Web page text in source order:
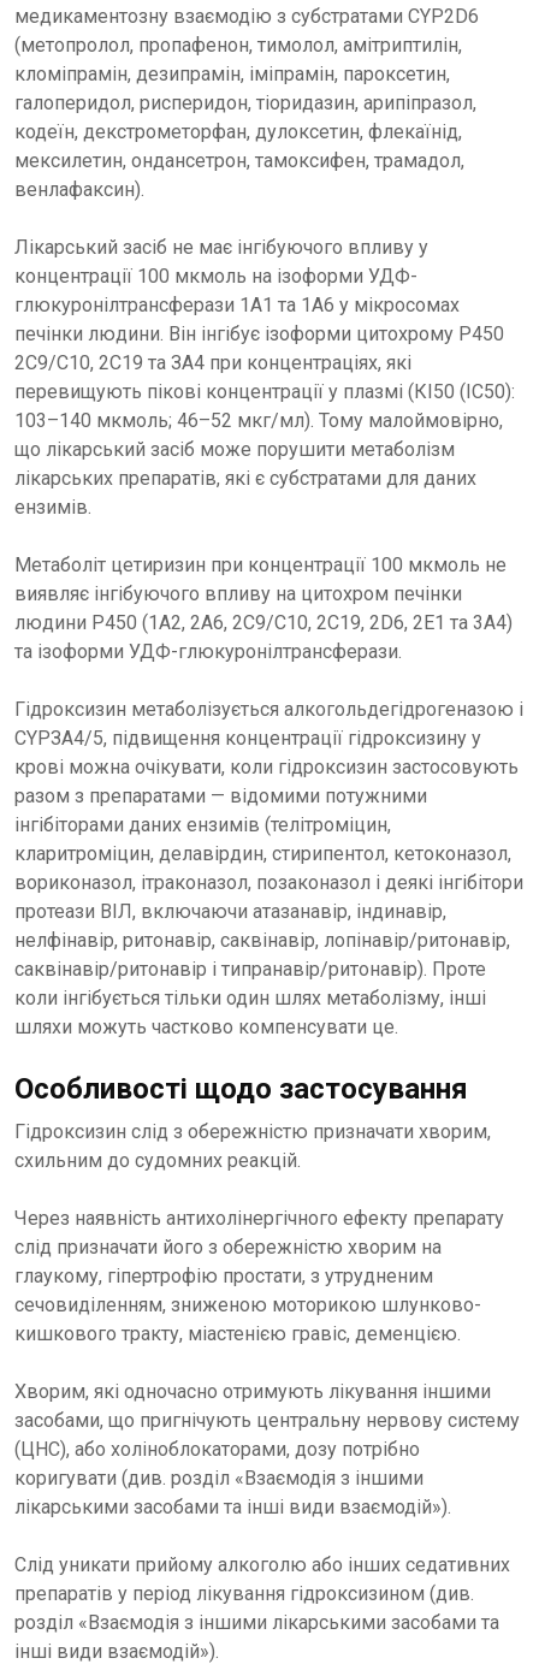
медикаментозну взаємодію з субстратами CYP2D6
(метопролол, пропафенон, тимолол, амітриптилін,
кломіпрамін, дезипрамін, іміпрамін, пароксетин,
галоперидол, рисперидон, тіоридазин, арипіпразол,
кодеїн, декстрометорфан, дулоксетин, флекаїнід,
мексилетин, ондансетрон, тамоксифен, трамадол,
венлафаксин).
Лікарський засіб не має інгібуючого впливу у
концентрації 100 мкмоль на ізоформи УДФ-
глюкуронілтрансферази 1A1 та 1A6 у мікросомах
печінки людини. Він інгібує ізоформи цитохрому P450
2C9/С10, 2C19 та ЗА4 при концентраціях, які
перевищують пікові концентрації у плазмі (КІ50 (IC50):
103–140 мкмоль; 46–52 мкг/мл). Тому малоймовірно,
що лікарський засіб може порушити метаболізм
лікарських препаратів, які є субстратами для даних
ензимів.
Метаболіт цетиризин при концентрації 100 мкмоль не
виявляє інгібуючого впливу на цитохром печінки
людини P450 (1A2, 2A6, 2C9/С10, 2C19, 2D6, 2E1 та 3A4)
та ізоформи УДФ-глюкуронілтрансферази.
Гідроксизин метаболізується алкогольдегідрогеназою і
CYРЗА4/5, підвищення концентрації гідроксизину у
крові можна очікувати, коли гідроксизин застосовують
разом з препаратами — відомими потужними
інгібіторами даних ензимів (телітроміцин,
кларитроміцин, делавірдин, стирипентол, кетоконазол,
вориконазол, ітраконазол, позаконазол і деякі інгібітори
протеази ВІЛ, включаючи атазанавір, індинавір,
нелфінавір, ритонавір, саквінавір, лопінавір/ритонавір,
саквінавір/ритонавір і типранавір/ритонавір). Проте
коли інгібується тільки один шлях метаболізму, інші
шляхи можуть частково компенсувати це.
Особливості щодо застосування
Гідроксизин слід з обережністю призначати хворим,
схильним до судомних реакцій.
Через наявність антихолінергічного ефекту препарату
слід призначати його з обережністю хворим на
глаукому, гіпертрофію простати, з утрудненим
сечовиділенням, зниженою моторикою шлунково-
кишкового тракту, міастенією гравіс, деменцією.
Хворим, які одночасно отримують лікування іншими
засобами, що пригнічують центральну нервову систему
(ЦНС), або холіноблокаторами, дозу потрібно
коригувати (див. розділ «Взаємодія з іншими
лікарськими засобами та інші види взаємодій»).
Слід уникати прийому алкоголю або інших седативних
препаратів у період лікування гідроксизином (див.
розділ «Взаємодія з іншими лікарськими засобами та
інші види взаємодій»).